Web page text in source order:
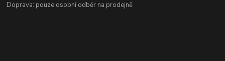
Doprava: pouze osobní odběr na prodejně